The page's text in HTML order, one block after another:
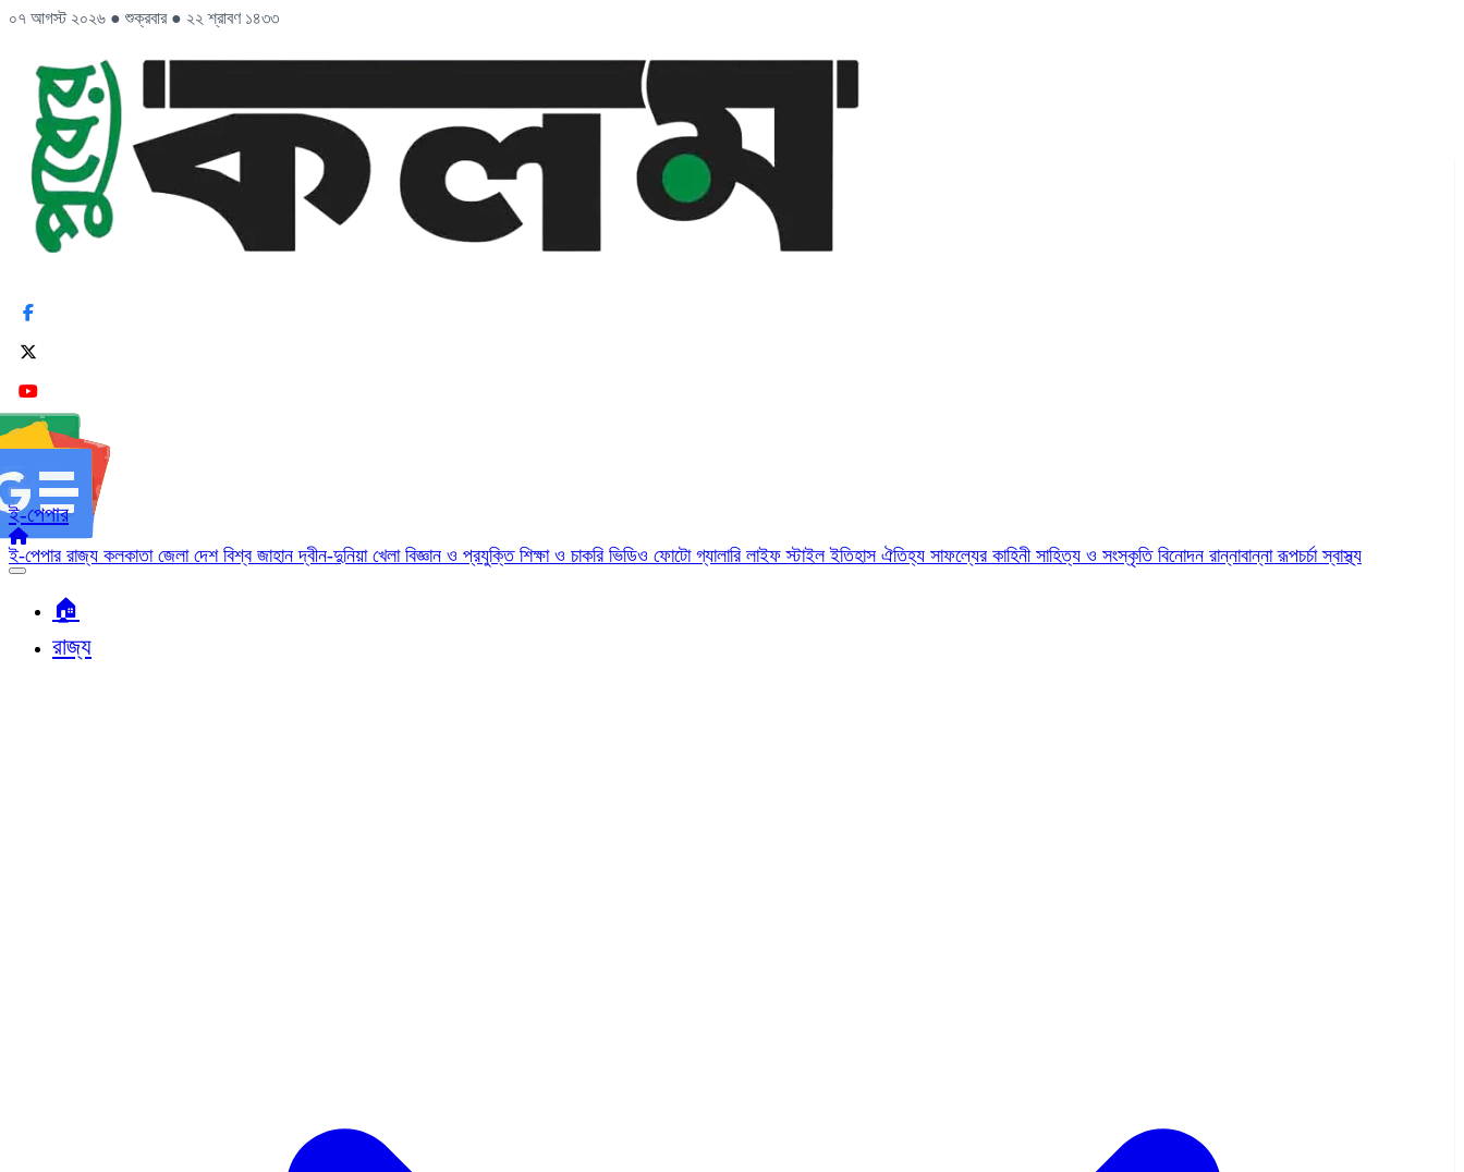
০৭ আগস্ট ২০২৬ ● শুক্রবার ● ২২ শ্রাবণ ১৪৩৩
ই-পেপার
ই-পেপার রাজ্য কলকাতা জেলা দেশ বিশ্ব জাহানদ্বীন-দুনিয়া খেলা বিজ্ঞান ও প্রযুক্তি শিক্ষা ও চাকরি ভিডিও ফোটো গ্যালারি লাইফ স্টাইলইতিহাস ঐতিহ্য সাফল্যের কাহিনী সাহিত্য ও সংস্কৃতি বিনোদন রান্নাবান্নারূপচর্চাস্বাস্থ্য
🏠︎
রাজ্য